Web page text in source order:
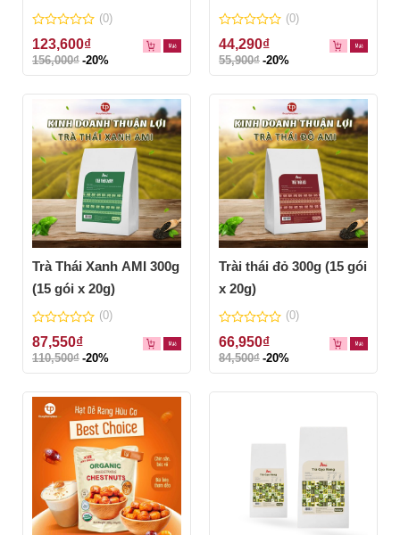
0
out
of
(0)
123,600₫
156,000₫ -20%
0
out
of
(0)
44,290₫
55,900₫ -20%
Trà Thái Xanh AMI 300g
(15 gói x 20g)
0
out
of
(0)
87,550₫
110,500₫ -20%
Trài thái đỏ 300g (15 gói
x 20g)
0
out
of
(0)
66,950₫
84,500₫ -20%